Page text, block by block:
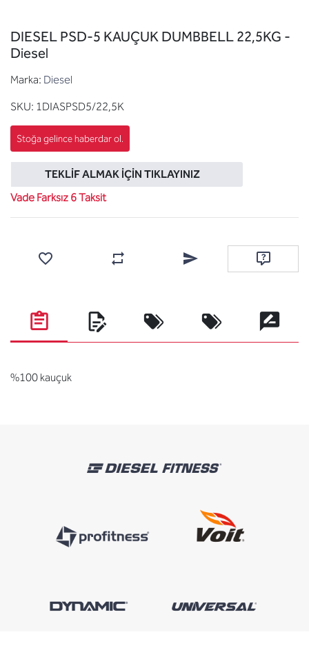
DIESEL PSD-5 KAUÇUK DUMBBELL 22,5KG -
Diesel
Marka: Diesel
SKU: 1DIASPSD5/22,5K
TEKLIF ALMAK İÇIN TIKLAYINIZ
Vade Farksız 6 Taksit
Karşılaştırma listesine ekleArkadaşına e-posta ile
Soru sor
%100 kauçuk